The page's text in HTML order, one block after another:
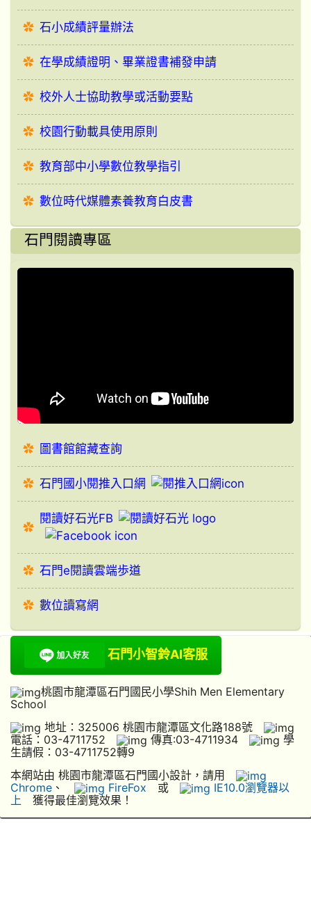
石小成績評量辦法
在學成績證明、畢業證書補發申請
校外人士協助教學或活動要點
校園行動載具使用原則
教育部中小學數位教學指引
數位時代媒體素養教育白皮書
石門閱讀專區
圖書館館藏查詢
石門國小閱推入口網
閱讀好石光FB
石門e閱讀雲端歩道
數位讀寫網
石門小智鈴AI客服
桃園市龍潭區石門國民小學Shih Men Elementary
School
地址：325006 桃園市龍潭區文化路188號
電話：03-4711752
傳真:03-4711934
學
生請假：03-4711752轉9
本網站由 桃園市龍潭區石門國小設計，請用
Chrome 、 FireFox 或
IE10.0瀏覽器以
上 獲得最佳瀏覽效果！